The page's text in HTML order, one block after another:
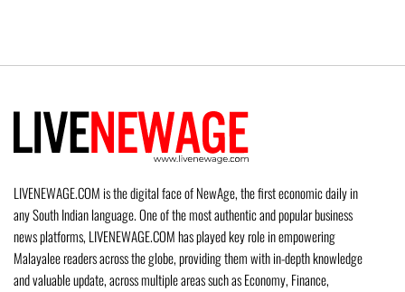
LIVENEWAGE.COM is the digital face of NewAge, the first economic daily in
any South Indian language. One of the most authentic and popular business
news platforms, LIVENEWAGE.COM has played key role in empowering
Malayalee readers across the globe, providing them with in-depth knowledge
and valuable update, across multiple areas such as Economy, Finance,